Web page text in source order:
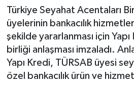
Türkiye Seyahat Acentaları
üyelerinin bankacılık
şekilde yararlanması için
birliği anlaşması imzaladı.
Yapı Kredi, TÜRSAB üyesi
özel bankacılık ürün ve
E-GAZETE
TAŞITLAR